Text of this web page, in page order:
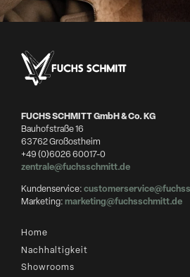
FUCHS SCHMITT GmbH & Co. KG
Bauhofstraße 16
63762 Großostheim
+49 (0)6026 60017-0
zentrale@fuchsschmitt.de
Kundenservice:
Marketing:marketing@fuchsschmitt.de
Home
Nachhaltigkeit
Showrooms